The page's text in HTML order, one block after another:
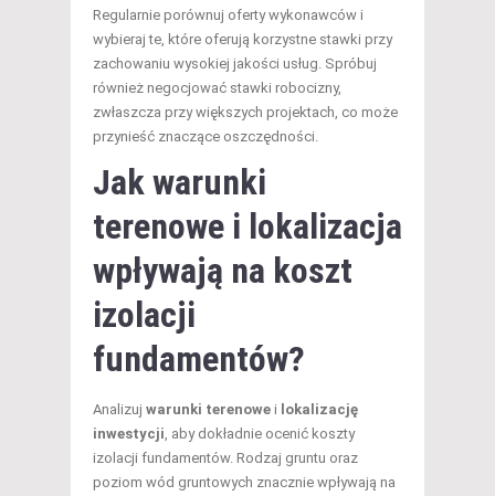
Regularnie porównuj oferty wykonawców i
wybieraj te, które oferują korzystne stawki przy
zachowaniu wysokiej jakości usług. Spróbuj
również negocjować stawki robocizny,
zwłaszcza przy większych projektach, co może
przynieść znaczące oszczędności.
Jak warunki
terenowe i lokalizacja
wpływają na koszt
izolacji
fundamentów?
Analizuj warunki terenowe i lokalizację
inwestycji , aby dokładnie ocenić koszty
izolacji fundamentów. Rodzaj gruntu oraz
poziom wód gruntowych znacznie wpływają na